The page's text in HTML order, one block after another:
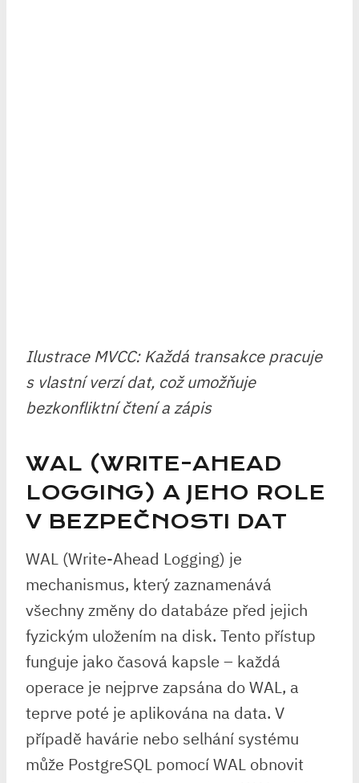
Ilustrace MVCC: Každá transakce pracuje
s vlastní verzí dat, což umožňuje
bezkonfliktní čtení a zápis
WAL (WRITE-AHEAD
LOGGING) A JEHO ROLE
V BEZPEČNOSTI DAT
WAL (Write-Ahead Logging) je
mechanismus, který zaznamenává
všechny změny do databáze před jejich
fyzickým uložením na disk. Tento přístup
funguje jako časová kapsle – každá
operace je nejprve zapsána do WAL, a
teprve poté je aplikována na data. V
případě havárie nebo selhání systému
může PostgreSQL pomocí WAL obnovit